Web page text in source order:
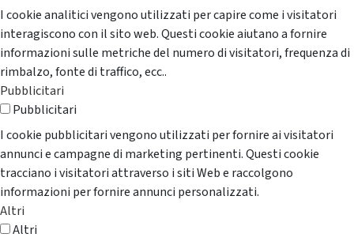
I cookie analitici vengono utilizzati per capire come i visitatori
interagiscono con il sito web. Questi cookie aiutano a fornire
informazioni sulle metriche del numero di visitatori, frequenza di
rimbalzo, fonte di traffico, ecc..
Pubblicitari
Pubblicitari
I cookie pubblicitari vengono utilizzati per fornire ai visitatori
annunci e campagne di marketing pertinenti. Questi cookie
tracciano i visitatori attraverso i siti Web e raccolgono
informazioni per fornire annunci personalizzati.
Altri
Altri